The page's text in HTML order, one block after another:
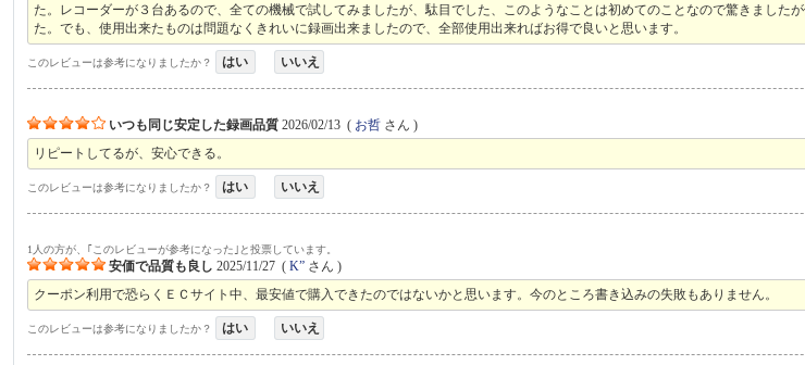
た。レコーダーが３台あるので、全ての機械で試してみましたが、駄目でした、このようなことは初めてのことなので驚きました
た。でも、使用出来たものは問題なくきれいに録画出来ましたので、全部使用出来ればお得で良いと思います。
このレビューは参考になりましたか？ はい いいえ
いつも同じ安定した録画品質 2026/02/13 ( お哲 さん )
リピートしてるが、安心できる。
このレビューは参考になりましたか？ はい いいえ
1人の方が、｢このレビューが参考になった｣と投票しています。
安価で品質も良し 2025/11/27 (K” さん )
クーポン利用で恐らくＥＣサイト中、最安値で購入できたのではないかと思います。今のところ書き込みの失敗もありません。
このレビューは参考になりましたか？ はい いいえ